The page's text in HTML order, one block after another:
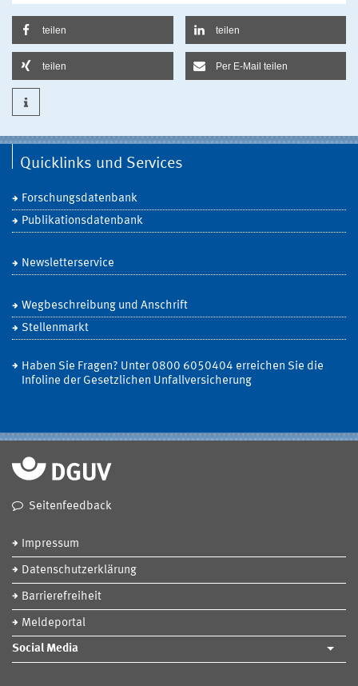
teilen teilen
teilen Per E-Mail teilen
Quicklinks und Services
Forschungsdatenbank
Publikationsdatenbank
Newsletterservice
Wegbeschreibung und Anschrift
Stellenmarkt
Haben Sie Fragen? Unter 0800 6050404 erreichen Sie die
Infoline der Gesetzlichen Unfallversicherung
Seitenfeedback
Impressum
Datenschutzerklärung
Barrierefreiheit
Meldeportal
Social Media